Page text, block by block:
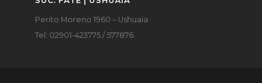
Perito Moreno 1960 – Ushuaia
Tel: 02901-423775 / 577876